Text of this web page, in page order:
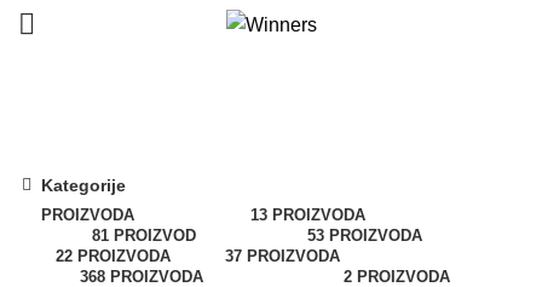
Kategorije
PROIZVODA
13 PROIZVODA
81 PROIZVOD
53 PROIZVODA
22 PROIZVODA
37 PROIZVODA
368 PROIZVODA
2 PROIZVODA